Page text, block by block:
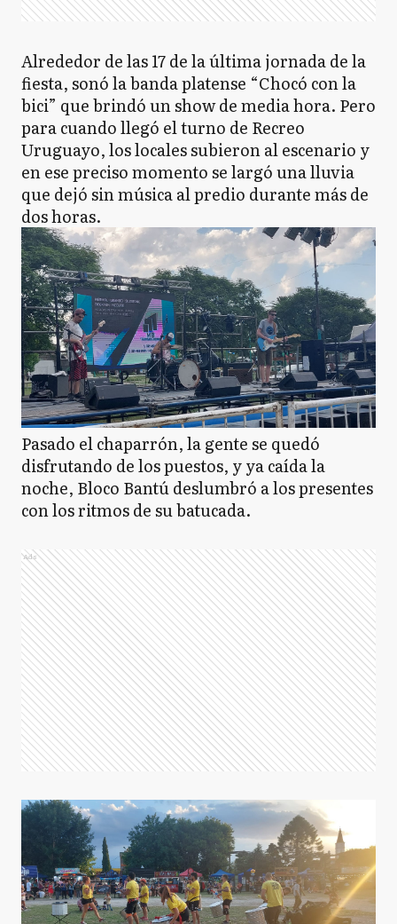
Alrededor de las 17 de la última jornada de la
fiesta, sonó la banda platense “Chocó con la
bici” que brindó un show de media hora. Pero
para cuando llegó el turno de Recreo
Uruguayo, los locales subieron al escenario y
en ese preciso momento se largó una lluvia
que dejó sin música al predio durante más de
dos horas.
Pasado el chaparrón, la gente se quedó
disfrutando de los puestos, y ya caída la
noche, Bloco Bantú deslumbró a los presentes
con los ritmos de su batucada.
Ads